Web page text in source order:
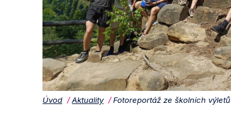
Úvod Aktuality Fotoreportáž ze školních výletů